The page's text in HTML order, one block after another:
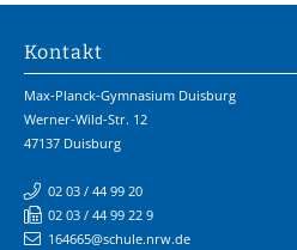
Kontakt
Max-Planck-Gymnasium Duisburg
Werner-Wild-Str. 12
47137 Duisburg
02 03 / 44 99 20
02 03 / 44 99 22 9
164665@schule.nrw.de